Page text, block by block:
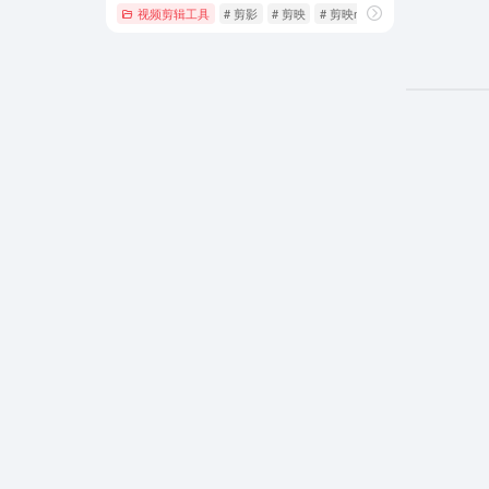
视频剪辑工具 # 剪影 # 剪映 # 剪映mac版